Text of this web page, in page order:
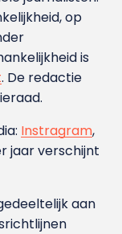
op
is
. De redactie
Instragram,
jaar verschijnt
aan